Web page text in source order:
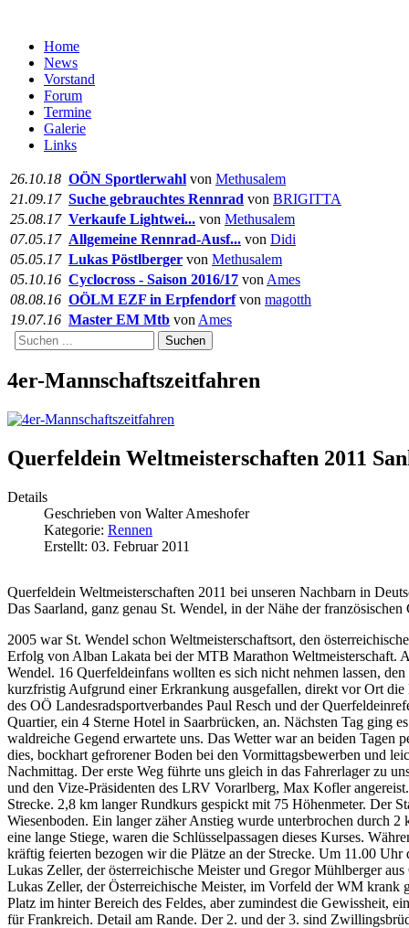
Home
News
Vorstand
Forum
Termine
Galerie
Links
26.10.18 OÖN Sportlerwahl von Methusalem
21.09.17 Suche gebrauchtes Rennrad von BRIGITTA
25.08.17 Verkaufe Lightwei... von Methusalem
07.05.17 Allgemeine Rennrad-Ausf... von Didi
05.05.17 Lukas Pöstlberger von Methusalem
05.10.16 Cyclocross - Saison 2016/17 von Ames
08.08.16 OÖLM EZF in Erpfendorfvon magotth
19.07.16 Master EM Mtb von Ames
Suchen
4er-Mannschaftszeitfahren
Querfeldein Weltmeisterschaften 2011
Details
Geschrieben von Walter Ameshofer
Kategorie: Rennen
Erstellt: 03. Februar 2011
Querfeldein Weltmeisterschaften 2011 bei unseren Nachbarn in
Das Saarland, ganz genau St. Wendel, in der Nähe der
2005 war St. Wendel schon Weltmeisterschaftsort, den
Erfolg von Alban Lakata bei der MTB Marathon Weltmeisterschaft.
Wendel. 16 Querfeldeinfans wollten es sich nicht nehmen lassen,
kurzfristig Aufgrund einer Erkrankung ausgefallen, direkt vor Ort die
des OÖ Landesradsportverbandes Paul Resch und der
Quartier, ein 4 Sterne Hotel in Saarbrücken, an. Nächsten Tag ging
waldreiche Gegend erwartete uns. Das Wetter war an beiden Tagen
dies, bockhart gefrorener Boden bei den Vormittagsbewerben und
Nachmittag. Der erste Weg führte uns gleich in das Fahrerlager zu
und den Vize-Präsidenten des LRV Vorarlberg, Max Kofler
Strecke. 2,8 km langer Rundkurs gespickt mit 75 Höhenmeter. Der
Wiesenboden. Ein langer zäher Anstieg wurde unterbrochen durch
eine lange Stiege, waren die Schlüsselpassagen dieses Kurses.
kräftig feierten bezogen wir die Plätze an der Strecke. Um 11.00
Lukas Zeller, der österreichische Meister und Gregor Mühlberger
Lukas Zeller, der Österreichische Meister, im Vorfeld der WM krank
Platz im hinter Bereich des Feldes, aber zumindest die Gewissheit,
für Frankreich. Detail am Rande. Der 2. und der 3. sind